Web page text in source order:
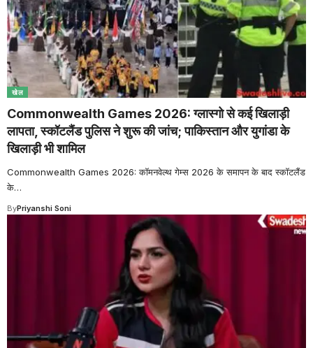
खेल
Commonwealth Games 2026: ग्लास्गो से कई खिलाड़ी
लापता, स्कॉटलैंड पुलिस ने शुरू की जांच; पाकिस्तान और युगांडा के
खिलाड़ी भी शामिल
Commonwealth Games 2026: कॉमनवेल्थ गेम्स 2026 के समापन के बाद स्कॉटलैंड
के…
ByPriyanshi Soni